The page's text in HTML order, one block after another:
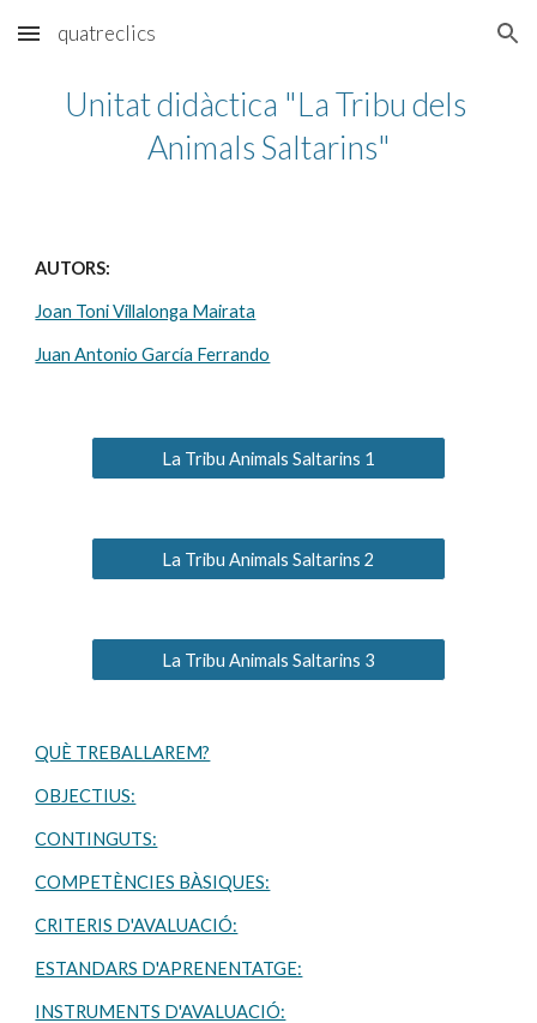
Skip to main content Skip to navigation
quatreclics
Unitat didàctica "La Tribu dels
Animals Saltarins"
AUTORS:
Joan Toni Villalonga Mairata
Juan Antonio García Ferrando
La Tribu Animals Saltarins 1
La Tribu Animals Saltarins 2
La Tribu Animals Saltarins 3
QUÈ TREBALLAREM?
OBJECTIUS:
CONTINGUTS:
COMPETÈNCIES BÀSIQUES:
CRITERIS D'AVALUACIÓ:
ESTANDARS D'APRENENTATGE:
INSTRUMENTS D'AVALUACIÓ: